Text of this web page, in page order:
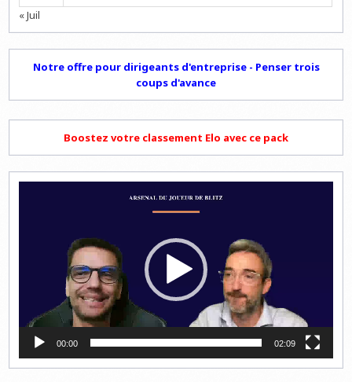
« Juil
Notre offre pour dirigeants d'entreprise - Penser trois
coups d'avance
Boostez votre classement Elo avec ce pack
00:00 02:09